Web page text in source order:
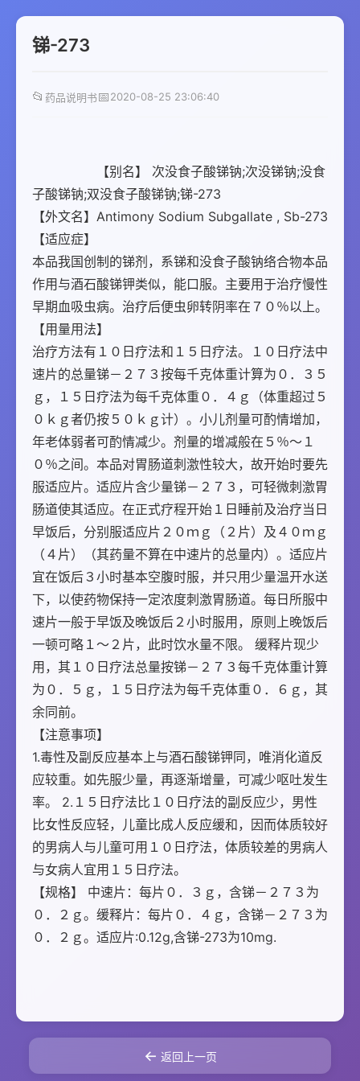
锑-273
📂 药品说明书📅2020-08-25 23:06:40
子酸锑钠;双没食子酸锑钠;锑-273
【外文名】Antimony Sodium Subgallate , Sb-273
【适应症】
本品我国创制的锑剂，系锑和没食子酸钠络合物本品
作用与酒石酸锑钾类似，能口服。主要用于治疗慢性
【用量用法】
治疗方法有１０日疗法和１５日疗法。１０日疗法中
速片的总量锑－２７３按每千克体重计算为０．３５
ｇ，１５日疗法为每千克体重０．４ｇ（体重超过５
０ｋｇ者仍按５０ｋｇ计）。小儿剂量可酌情增加，
年老体弱者可酌情减少。剂量的增减般在５％～１
０％之间。本品对胃肠道刺激性较大，故开始时要先
服适应片。适应片含少量锑－２７３，可轻微刺激胃
肠道使其适应。在正式疗程开始１日睡前及治疗当日
早饭后，分别服适应片２０ｍｇ（２片）及４０ｍｇ
（４片）（其药量不算在中速片的总量内）。适应片
宜在饭后３小时基本空腹时服，并只用少量温开水送
下，以使药物保持一定浓度刺激胃肠道。每日所服中
速片一般于早饭及晚饭后２小时服用，原则上晚饭后
一顿可略１～２片，此时饮水量不限。 缓释片现少
用，其１０日疗法总量按锑－２７３每千克体重计算
为０．５ｇ，１５日疗法为每千克体重０．６ｇ，其
余同前。
【注意事项】
1.毒性及副反应基本上与酒石酸锑钾同，唯消化道反
应较重。如先服少量，再逐渐增量，可减少呕吐发生
率。 2.１５日疗法比１０日疗法的副反应少，男性
比女性反应轻，儿童比成人反应缓和，因而体质较好
的男病人与儿童可用１０日疗法，体质较差的男病人
与女病人宜用１５日疗法。
【规格】 中速片：每片０．３ｇ，含锑－２７３为
０．２ｇ。缓释片：每片０．４ｇ，含锑－２７３为
０．２ｇ。适应片:0.12g,含锑-273为10mg.
← 返回上一页